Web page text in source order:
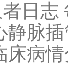
日
静脉
床病